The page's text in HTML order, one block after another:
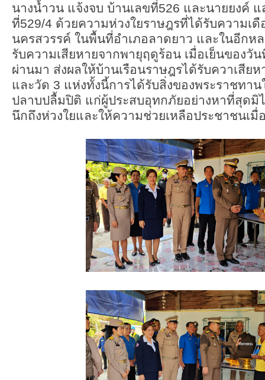
นางน้ำวน แจ้งจบ บ้านเลขที่526 และนายยงค์
ที่529/4 ด้วยความห่วงใยราษฎรที่ได้รับความเ
นครสวรรค์ ในพื้นที่อำเภอลาดยาว และในอีกห
รับความเสียหายจากพายุฤดูร้อน เมื่อเย็นของวั
ผ่านมา ส่งผลให้บ้านเรือนราษฎรได้รับควาเสีย
และวัด 3 แห่งทั้งนี้การได้รับสิ่งของพระราชทา
ปลาบปลื้มปิติ แก่ผู้ประสบอุทกภัยอย่างหาที่สุดมิ
นึกถึงห่วงใยและให้ความช่วยเหลือประชาชนเ